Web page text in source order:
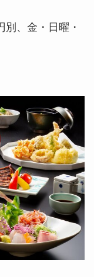
別、金・日曜・